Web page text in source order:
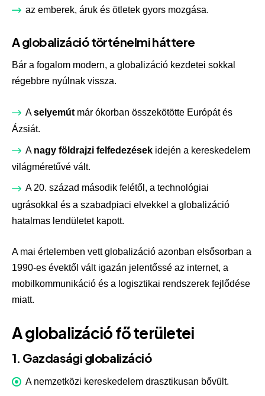
az emberek, áruk és ötletek gyors mozgása.
A globalizáció történelmi háttere
Bár a fogalom modern, a globalizáció kezdetei sokkal
régebbre nyúlnak vissza.
Aselyemút már ókorban összekötötte Európát és
Ázsiát.
A nagy földrajzi felfedezések idején a kereskedelem
világméretűvé vált.
A 20. század második felétől, a technológiai
ugrásokkal és a szabadpiaci elvekkel a globalizáció
hatalmas lendületet kapott.
A mai értelemben vett globalizáció azonban elsősorban a
1990-es évektől vált igazán jelentőssé az internet, a
mobilkommunikáció és a logisztikai rendszerek fejlődése
miatt.
A globalizáció fő területei
1. Gazdasági globalizáció
A nemzetközi kereskedelem drasztikusan bővült.